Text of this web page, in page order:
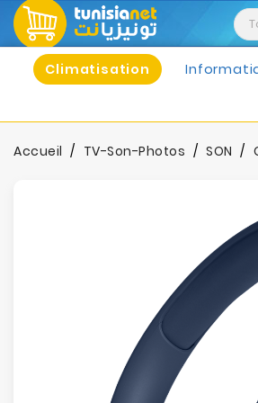
Climatisation
Accueil TV-Son-Photos SON